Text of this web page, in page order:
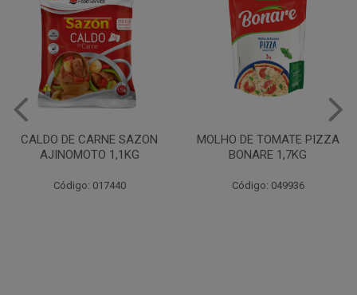
MOLHO DE TOMATE PIZZA
BONARE 1,7KG
Código: 049936
MARGARINA USO
PROFISSIONAL 80% CUKIN
Código: 062469